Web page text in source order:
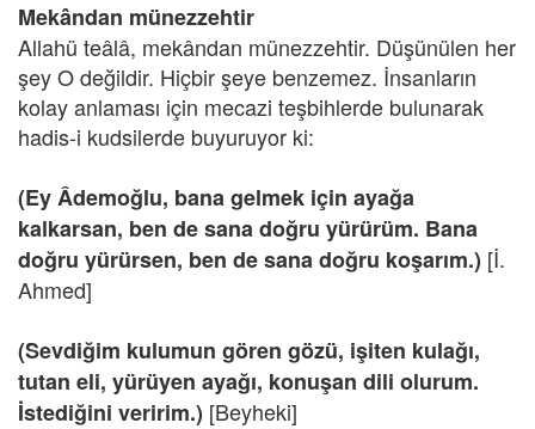
Mekândan münezzehtir
Allahü teâlâ, mekândan münezzehtir. Düşünülen her
şey O değildir. Hiçbir şeye benzemez. İnsanların
kolay anlaması için mecazi teşbihlerde bulunarak
hadis-i kudsilerde buyuruyor ki:
(Ey Âdemoğlu, bana gelmek için ayağa
kalkarsan, ben de sana doğru yürürüm. Bana
doğru yürürsen, ben de sana doğru koşarım.) [İ.
Ahmed]
(Sevdiğim kulumun gören gözü, işiten kulağı,
tutan eli, yürüyen ayağı, konuşan dili olurum.
İstediğini veririm.) [Beyheki]